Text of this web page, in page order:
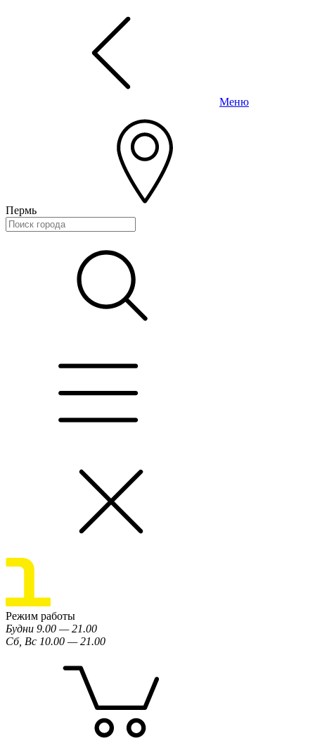
Меню
Пермь
Режим работы
Будни 9.00 — 21.00
Сб, Вс 10.00 — 21.00